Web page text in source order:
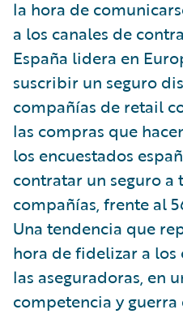
la hora de
a los canales de
España lidera en
suscribir un seguro
compañías de retail
las compras que
los encuestados
contratar un seguro a
compañías, frente al
Una tendencia que
hora de fidelizar a
las aseguradoras, en
competencia y guerra